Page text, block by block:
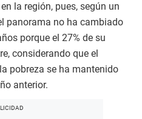
la región, pues, según un
panorama no ha cambiado
porque el 27% de su
considerando que el
pobreza se ha mantenido
anterior.